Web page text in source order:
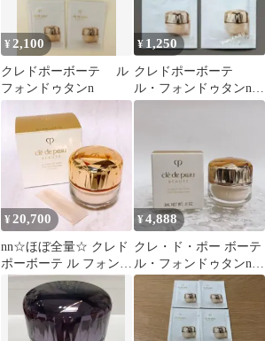
¥2,100
クレドポーボーテ ル
フォンドゥタンn
¥ 1,250
クレドポーボーテ
ル・フォンドゥタンn
オークル10＆オークル
¥20,700
nn☆ほぼ全量☆ クレド
ポーボーテ ル フォンド
ゥタンn ピンクオーク
ル10
¥4,888
クレ・ド・ポー ボーテ
ル・フォンドゥタンn
O10 3ml サンプル